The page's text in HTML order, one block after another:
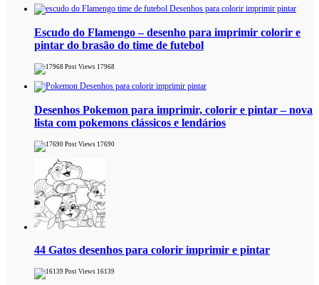
Escudo do Flamengo – desenho para imprimir colorir e
pintar do brasão do time de futebol
17968
Desenhos Pokemon para imprimir, colorir e pintar – nova
lista com pokemons clássicos e lendários
17690
44 Gatos desenhos para colorir imprimir e pintar
16139